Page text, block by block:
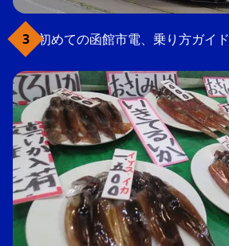
初めての函館市電、乗り方ガイド